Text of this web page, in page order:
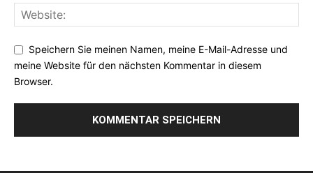
Speichern Sie meinen Namen, meine E-Mail-Adresse und
meine Website für den nächsten Kommentar in diesem
Browser.